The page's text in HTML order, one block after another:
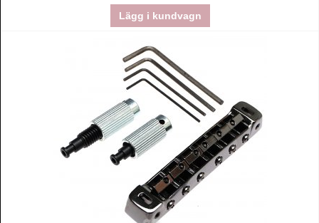
Lägg i kundvagn